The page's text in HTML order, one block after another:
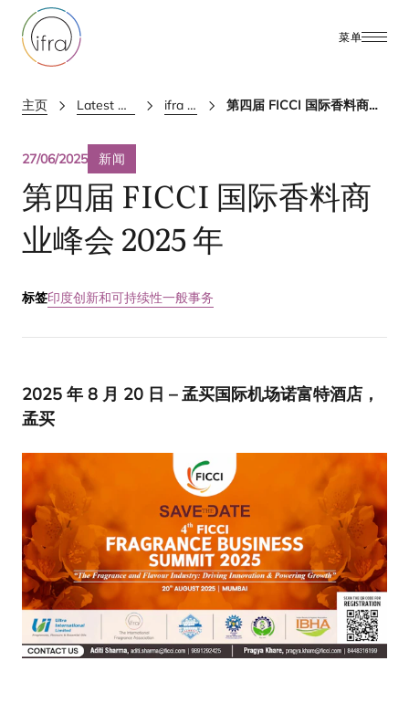
菜单
主页 Latest Updates ifra news 第四届 FICCI 国际香料商业峰会 2025 年
27/06/2025 新闻
第四届 FICCI 国际香料商
业峰会2025年
标签印度创新和可持续性一般事务
2025 年 8 月 20 日 – 孟买国际机场诺富特酒店，
孟买